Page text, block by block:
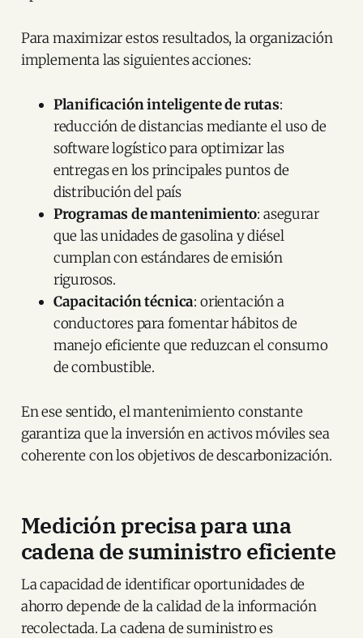
Para maximizar estos resultados, la organización
implementa las siguientes acciones:
Planificación inteligente de rutas:
reducción de distancias mediante el uso de
software logístico para optimizar las
entregas en los principales puntos de
distribución del país
Programas de mantenimiento: asegurar
que las unidades de gasolina y diésel
cumplan con estándares de emisión
rigurosos.
Capacitación técnica: orientación a
conductores para fomentar hábitos de
manejo eficiente que reduzcan el consumo
de combustible.
En ese sentido, el mantenimiento constante
garantiza que la inversión en activos móviles sea
coherente con los objetivos de descarbonización.
Medición precisa para una
cadena de suministro eficiente
La capacidad de identificar oportunidades de
ahorro depende de la calidad de la información
recolectada. La cadena de suministro es